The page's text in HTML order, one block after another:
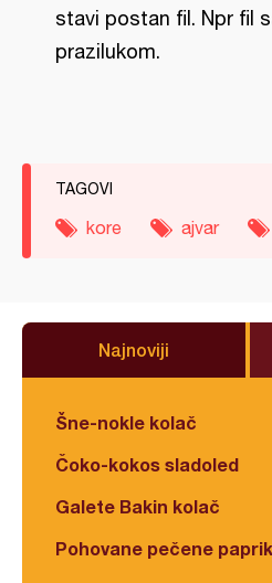
stavi postan fil. Npr fil
prazilukom.
TAGOVI
kore ajvar
Najnoviji
Šne-nokle kolač
Čoko-kokos sladoled
Galete Bakin kolač
Pohovane pečene